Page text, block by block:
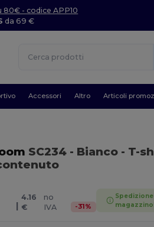
80€ - codice APP10
da 69 €
Accessori Altro Articoli
SC234 - Bianco- T-
|
4.16
€
no
IVA
-31%